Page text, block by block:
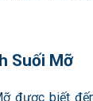
Suối Mỡ
được biết